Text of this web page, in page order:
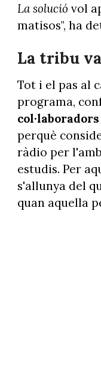
La solució vol
matisos", ha
La tribu
Tot i el pas al
programa,
perquè
ràdio per
estudis. Per
s'allunya del
quan aquella